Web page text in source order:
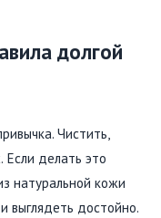
долгой
Чистить,
делать это
натуральной кожи
выглядеть достойно.